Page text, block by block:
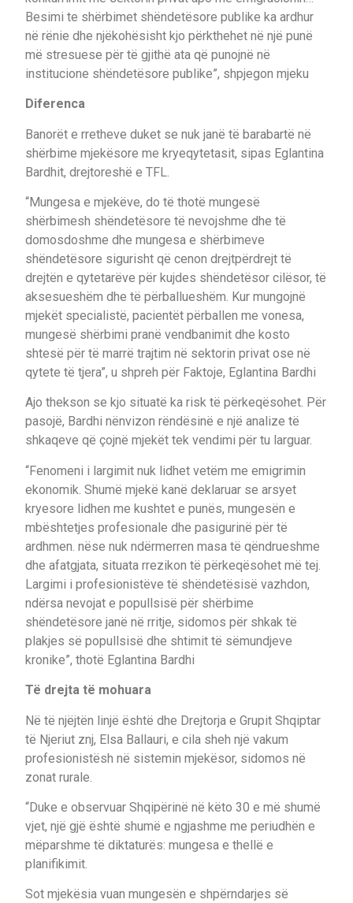
Besimi te shërbimet shëndetësore publike ka ardhur
në rënie dhe njëkohësisht kjo përkthehet në një punë
më stresuese për të gjithë ata që punojnë në
institucione shëndetësore publike”, shpjegon mjeku
Diferenca
Banorët e rretheve duket se nuk janë të barabartë në
shërbime mjekësore me kryeqytetasit, sipas Eglantina
Bardhit, drejtoreshë e TFL.
“Mungesa e mjekëve, do të thotë mungesë
shërbimesh shëndetësore të nevojshme dhe të
domosdoshme dhe mungesa e shërbimeve
shëndetësore sigurisht që cenon drejtpërdrejt të
drejtën e qytetarëve për kujdes shëndetësor cilësor, të
aksesueshëm dhe të përballueshëm. Kur mungojnë
mjekët specialistë, pacientët përballen me vonesa,
mungesë shërbimi pranë vendbanimit dhe kosto
shtesë për të marrë trajtim në sektorin privat ose në
qytete të tjera”, u shpreh për Faktoje, Eglantina Bardhi
Ajo thekson se kjo situatë ka risk të përkeqësohet. Për
pasojë, Bardhi nënvizon rëndësinë e një analize të
shkaqeve që çojnë mjekët tek vendimi për tu larguar.
“Fenomeni i largimit nuk lidhet vetëm me emigrimin
ekonomik. Shumë mjekë kanë deklaruar se arsyet
kryesore lidhen me kushtet e punës, mungesën e
mbështetjes profesionale dhe pasigurinë për të
ardhmen. nëse nuk ndërmerren masa të qëndrueshme
dhe afatgjata, situata rrezikon të përkeqësohet më tej.
Largimi i profesionistëve të shëndetësisë vazhdon,
ndërsa nevojat e popullsisë për shërbime
shëndetësore janë në rritje, sidomos për shkak të
plakjes së popullsisë dhe shtimit të sëmundjeve
kronike”, thotë Eglantina Bardhi
Të drejta të mohuara
Në të njëjtën linjë është dhe Drejtorja e Grupit Shqiptar
të Njeriut znj, Elsa Ballauri, e cila sheh një vakum
profesionistësh në sistemin mjekësor, sidomos në
zonat rurale.
“Duke e observuar Shqipërinë në këto 30 e më shumë
vjet, një gjë është shumë e ngjashme me periudhën e
mëparshme të diktaturës: mungesa e thellë e
planifikimit.
Sot mjekësia vuan mungesën e shpërndarjes së